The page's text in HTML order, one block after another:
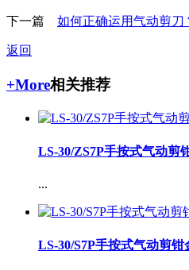
下一篇 如何正确运用气动剪
返回
+More相关推荐
LS-30/ZS7P手按式气动剪
...
LS-30/S7P手按式气动剪